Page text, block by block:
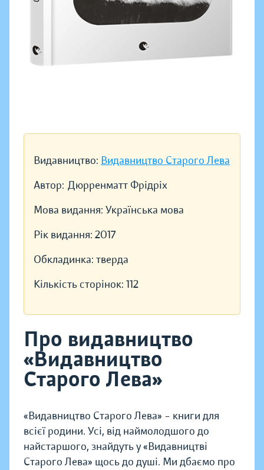
Видавництво: Видавництво Старого Лева
Автор: Дюрренматт Фрідріх
Мова видання: Українська мова
Рік видання: 2017
Обкладинка: тверда
Кількість сторінок: 112
Про видавництво
«Видавництво
Старого Лева»
«Видавництво Старого Лева» – книги для
всієї родини. Усі, від наймолодшого до
найстаршого, знайдуть у «Видавництві
Старого Лева» щось до душі. Ми дбаємо про